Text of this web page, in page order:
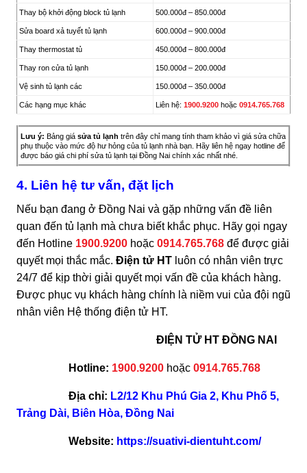
Thay bộ khởi động block tủ lạnh 500.000đ – 850.000đ
Sửa board xả tuyết tủ lạnh 600.000đ – 900.000đ
Thay thermostat tủ 450.000đ – 800.000đ
Thay ron cửa tủ lạnh 150.000đ – 200.000đ
Vệ sinh tủ lạnh các 150.000đ – 350.000đ
Các hạng mục khác Liên hệ: 1900.9200 hoặc 0914.765.768
Lưu ý: Bảng giá sửa tủ lạnh trên đây chỉ mang tính tham khảo vì giá sửa chữa
phụ thuộc vào mức độ hư hỏng của tủ lạnh nhà bạn. Hãy liên hệ ngay hotline để
được báo giá chi phí sửa tủ lạnh tại Đồng Nai chính xác nhất nhé.
4. Liên hệ tư vấn, đặt lịch
Nếu bạn đang ở Đồng Nai và gặp những vấn đề liên
quan đến tủ lạnh mà chưa biết khắc phục. Hãy gọi ngay
đến Hotline 1900.9200 hoặc 0914.765.768 để được giải
quyết mọi thắc mắc. Điện tử HT luôn có nhân viên trực
24/7 để kịp thời giải quyết mọi vấn đề của khách hàng.
Được phục vụ khách hàng chính là niềm vui của đội ngũ
nhân viên Hệ thống điện tử HT.
ĐIỆN TỬ HT ĐỒNG NAI
Hotline: 1900.9200 hoặc 0914.765.768
Địa chỉ: L2/12 Khu Phú Gia 2, Khu Phố 5,
Trảng Dài, Biên Hòa, Đồng Nai
Website: https://suativi-dientuht.com/